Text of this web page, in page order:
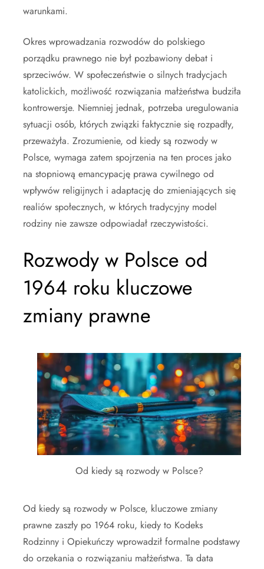
warunkami.
Okres wprowadzania rozwodów do polskiego
porządku prawnego nie był pozbawiony debat i
sprzeciwów. W społeczeństwie o silnych tradycjach
katolickich, możliwość rozwiązania małżeństwa budziła
kontrowersje. Niemniej jednak, potrzeba uregulowania
sytuacji osób, których związki faktycznie się rozpadły,
przeważyła. Zrozumienie, od kiedy są rozwody w
Polsce, wymaga zatem spojrzenia na ten proces jako
na stopniową emancypację prawa cywilnego od
wpływów religijnych i adaptację do zmieniających się
realiów społecznych, w których tradycyjny model
rodziny nie zawsze odpowiadał rzeczywistości.
Rozwody w Polsce od
1964 roku kluczowe
zmiany prawne
Od kiedy są rozwody w Polsce?
Od kiedy są rozwody w Polsce, kluczowe zmiany
prawne zaszły po 1964 roku, kiedy to Kodeks
Rodzinny i Opiekuńczy wprowadził formalne podstawy
do orzekania o rozwiązaniu małżeństwa. Ta data